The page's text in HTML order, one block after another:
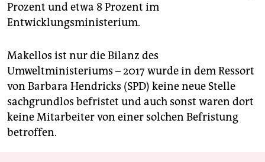
Prozent und etwa 8 Prozent im
Entwicklungsministerium.
Makellos ist nur die Bilanz des
Umweltministeriums – 2017 wurde in dem Ressort
von Barbara Hendricks (SPD) keine neue Stelle
sachgrundlos befristet und auch sonst waren dort
keine Mitarbeiter von einer solchen Befristung
betroffen.